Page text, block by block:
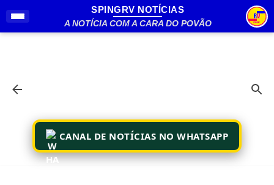
Pular para o conteúdo principal
SPINGRV NOTÍCIAS
A NOTÍCIA COM A CARA DO POVÃO
CANAL DE NOTÍCIAS NO WHATSAPP